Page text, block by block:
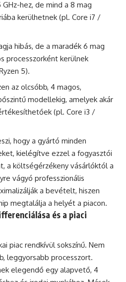
hez, de mind a 8 mag
kerülhetnek (pl. Core i7 /
hibás, de a maradék 6 mag
processzorként kerülnek
5).
az olcsóbb, 4 magos,
modellekig, amelyek akár
(pl. Core i3 /
hogy a gyártó minden
kielégítve ezzel a fogyasztói
a költségérzékeny vásárlóktól a
vágyó professzionális
a bevételt, hiszen
megtalálja a helyét a piacon.
és a piaci
piac rendkívül sokszínű. Nem
leggyorsabb processzort.
elegendő egy alapvető, 4